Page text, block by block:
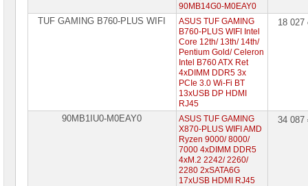
90MB14G0-M0EAY0
TUF GAMING B760-PLUS WIFI
ASUS TUF GAMING
B760-PLUS WIFI Intel
Core 12th/ 13th/ 14th/
Pentium Gold/ Celeron
Intel B760 ATX Ret
4xDIMM DDR5 3x
PCIe 3.0 Wi-Fi BT
13xUSB DP HDMI
RJ45
18
90MB1IU0-M0EAY0
ASUS TUF GAMING
X870-PLUS WIFI AMD
Ryzen 9000/ 8000/
7000 4xDIMM DDR5
4xM.2 2242/ 2260/
2280 2xSATA6G
17xUSB HDMI RJ45
34